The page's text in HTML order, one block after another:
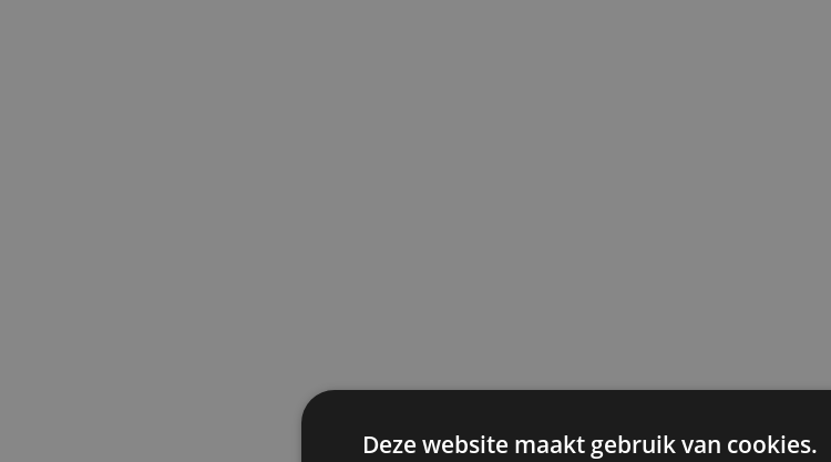
Deze website maakt gebruik van cookies.